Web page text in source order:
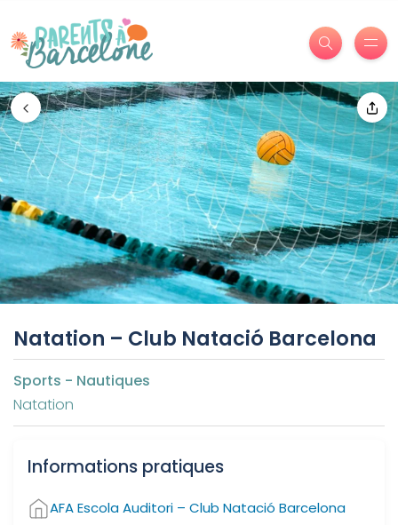
Natation – Club Natació Barcelona
Sports - Nautiques
Natation
Informations pratiques
AFA Escola Auditori – Club Natació Barcelona